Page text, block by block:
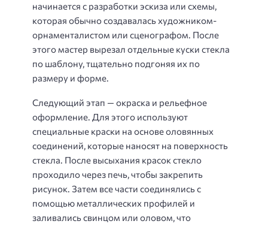
начинается с разработки эскиза или схемы,
которая обычно создавалась художником-
орнаменталистом или сценографом. После
этого мастер вырезал отдельные куски стекла
по шаблону, тщательно подгоняя их по
размеру и форме.
Следующий этап — окраска и рельефное
оформление. Для этого используют
специальные краски на основе оловянных
соединений, которые наносят на поверхность
стекла. После высыхания красок стекло
проходило через печь, чтобы закрепить
рисунок. Затем все части соединялись с
помощью металлических профилей и
заливались свинцом или оловом, что